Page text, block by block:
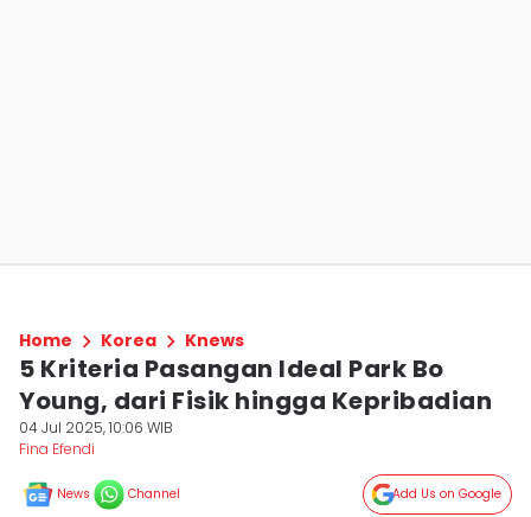
Home Korea Knews
5 Kriteria Pasangan Ideal Park Bo
Young, dari Fisik hingga Kepribadian
04 Jul 2025, 10:06 WIB
Fina Efendi
News Channel Add Us on Google